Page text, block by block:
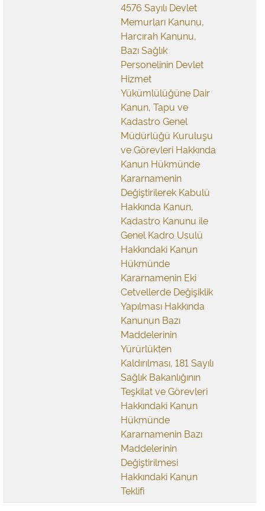
4576 Sayılı Devlet
Memurları Kanunu,
Harcırah Kanunu,
Bazı Sağlık
Personelinin Devlet
Hizmet
Yükümlülüğüne Dair
Kanun, Tapu ve
Kadastro Genel
Müdürlüğü Kuruluşu
ve Görevleri Hakkında
Kanun Hükmünde
Kararnamenin
Değiştirilerek Kabulü
Hakkında Kanun,
Kadastro Kanunu ile
Genel Kadro Usulü
Hakkındaki Kanun
Hükmünde
Kararnamenin Eki
Cetvellerde Değişiklik
Yapılması Hakkında
Kanunun Bazı
Maddelerinin
Yürürlükten
Kaldırılması, 181 Sayılı
Sağlık Bakanlığının
Teşkilat ve Görevleri
Hakkındaki Kanun
Hükmünde
Kararnamenin Bazı
Maddelerinin
Değiştirilmesi
Hakkındaki Kanun
Teklifi